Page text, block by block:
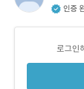
인증
로그인